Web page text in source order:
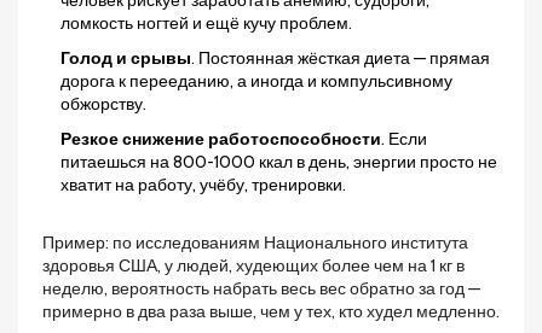
ломкость ногтей и ещё кучу проблем.
Голод и срывы. Постоянная жёсткая диета — прямая
дорога к перееданию, а иногда и компульсивному
обжорству.
Резкое снижение работоспособности. Если
питаешься на 800-1000 ккал в день, энергии просто не
хватит на работу, учёбу, тренировки.
Пример: по исследованиям Национального института
здоровья США, у людей, худеющих более чем на 1 кг в
неделю, вероятность набрать весь вес обратно за год —
примерно в два раза выше, чем у тех, кто худел медленно.